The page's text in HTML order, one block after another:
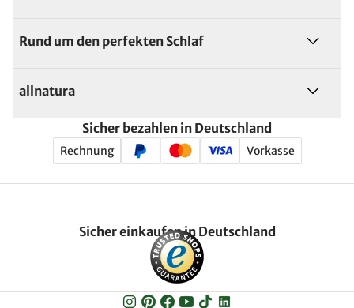
Rund um den perfekten Schlaf
allnatura
Sicher bezahlen in Deutschland
Rechnung Vorkasse
Sicher einkaufen in Deutschland